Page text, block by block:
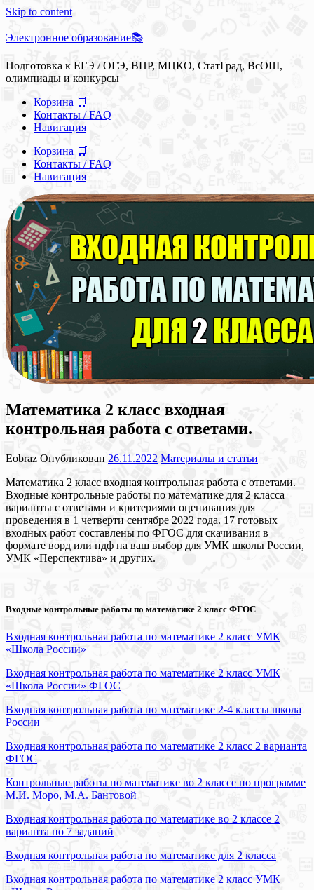
Skip to content
Электронное образование📚
Подготовка к ЕГЭ / ОГЭ, ВПР, МЦКО, СтатГрад, ВсОШ,
олимпиады и конкурсы
Корзина 🛒
Контакты / FAQ
Навигация
Корзина 🛒
Контакты / FAQ
Навигация
Математика 2 класс входная
контрольная работа с ответами.
Eobraz Опубликован 26.11.2022 Материалы и статьи
Математика 2 класс входная контрольная работа с ответами.
Входные контрольные работы по математике для 2 класса
варианты с ответами и критериями оценивания для
проведения в 1 четверти сентябре 2022 года. 17 готовых
входных работ составлены по ФГОС для скачивания в
формате ворд или пдф на ваш выбор для УМК школы России,
УМК «Перспектива» и других.
Входные контрольные работы по математике 2 класс ФГОС
Входная контрольная работа по математике 2 класс УМК
«Школа России»
Входная контрольная работа по математике 2 класс УМК
«Школа России» ФГОС
Входная контрольная работа по математике 2-4 классы школа
России
Входная контрольная работа по математике 2 класс 2 варианта
ФГОС
Контрольные работы по математике во 2 классе по программе
М.И. Моро, М.А. Бантовой
Входная контрольная работа по математике во 2 классе 2
варианта по 7 заданий
Входная контрольная работа по математике для 2 класса
Входная контрольная работа по математике 2 класс УМК